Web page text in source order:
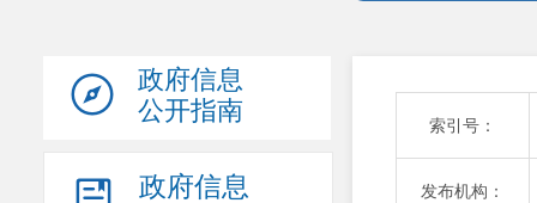
政府信息
公开指南
政府信息
索引号：
发布机构：